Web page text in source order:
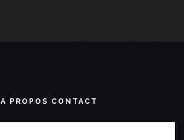
A PROPOS CONTACT